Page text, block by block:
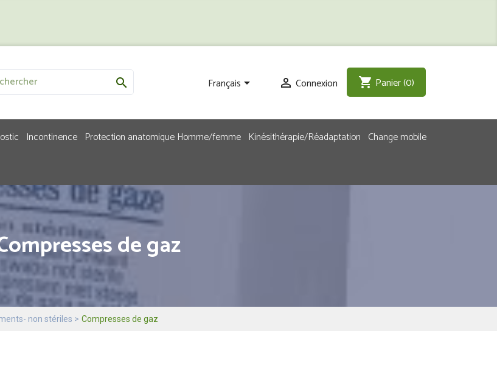
 Français  Connexion shopping_cart Panier(0)
Incontinence Protection anatomique Homme/femme Kinésithérapie/Réadaptation Change mobile
de gaz
non stériles Compresses de gaz